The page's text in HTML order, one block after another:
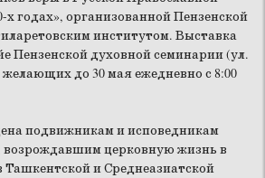
х годах», организованной Пензенской
институтом. Выставка
Пензенской духовной семинарии (ул.
желающих до 30 мая ежедневно с 8:00
подвижникам и исповедникам
возрождавшим церковную жизнь в
Ташкентской и Среднеазиатской